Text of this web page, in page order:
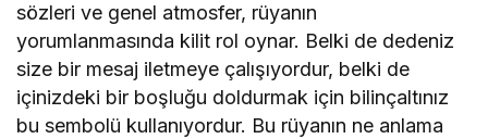
sözleri ve genel atmosfer, rüyanın
yorumlanmasında kilit rol oynar. Belki de dedeniz
size bir mesaj iletmeye çalışıyordur, belki de
içinizdeki bir boşluğu doldurmak için bilinçaltınız
bu sembolü kullanıyordur. Bu rüyanın ne anlama